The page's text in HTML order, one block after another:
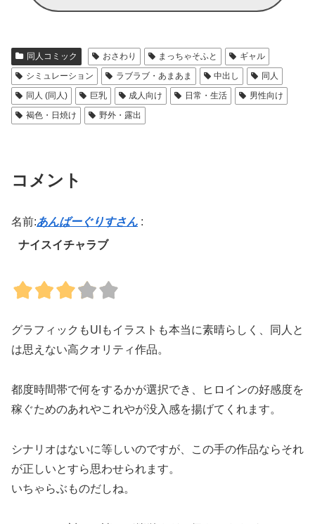
同人コミック おさわり まっちゃそふと
ギャル
シミュレーション
ラブラブ・あまあま 中出し
同人
同人 (同人)
巨乳 成人向け 日常・生活
男性向け
褐色・日焼け
野外・露出
コメント
名前:あんばーぐりすさん :
ナイスイチャラブ
グラフィックもUIもイラストも本当に素晴らしく、同人と
は思えない高クオリティ作品。
都度時間帯で何をするかが選択でき、ヒロインの好感度を
稼ぐためのあれやこれやが没入感を揚げてくれます。
シナリオはないに等しいのですが、この手の作品ならそれ
が正しいとすら思わせられます。
いちゃらぶものだしね。